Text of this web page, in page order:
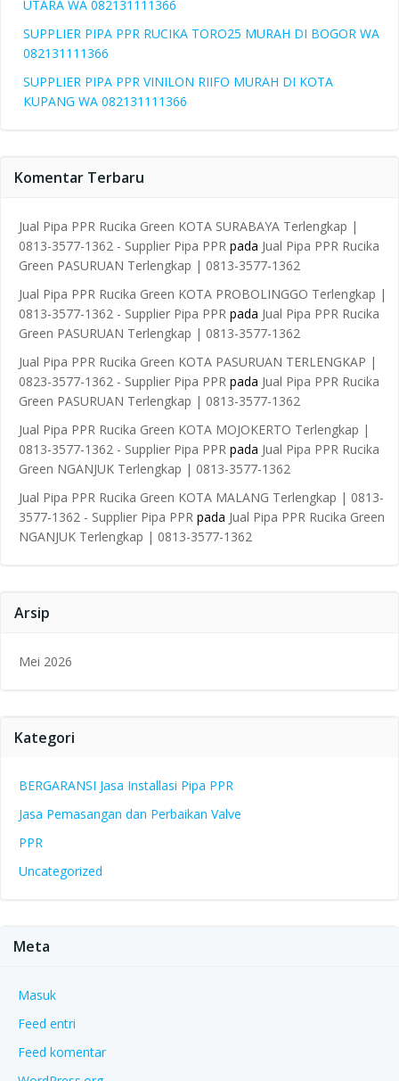
UTARA WA 082131111366
SUPPLIER PIPA PPR RUCIKA TORO25 MURAH DI BOGOR WA
082131111366
SUPPLIER PIPA PPR VINILON RIIFO MURAH DI KOTA
KUPANG WA 082131111366
Komentar Terbaru
Jual Pipa PPR Rucika Green KOTA SURABAYA Terlengkap |
0813-3577-1362 - Supplier Pipa PPR pada Jual Pipa PPR Rucika
Green PASURUAN Terlengkap | 0813-3577-1362
Jual Pipa PPR Rucika Green KOTA PROBOLINGGO Terlengkap |
0813-3577-1362 - Supplier Pipa PPR pada Jual Pipa PPR Rucika
Green PASURUAN Terlengkap | 0813-3577-1362
Jual Pipa PPR Rucika Green KOTA PASURUAN TERLENGKAP |
0823-3577-1362 - Supplier Pipa PPR pada Jual Pipa PPR Rucika
Green PASURUAN Terlengkap | 0813-3577-1362
Jual Pipa PPR Rucika Green KOTA MOJOKERTO Terlengkap |
0813-3577-1362 - Supplier Pipa PPR pada Jual Pipa PPR Rucika
Green NGANJUK Terlengkap | 0813-3577-1362
Jual Pipa PPR Rucika Green KOTA MALANG Terlengkap | 0813-
3577-1362 - Supplier Pipa PPR pada Jual Pipa PPR Rucika Green
NGANJUK Terlengkap | 0813-3577-1362
Arsip
Mei 2026
Kategori
BERGARANSI Jasa Installasi Pipa PPR
Jasa Pemasangan dan Perbaikan Valve
PPR
Uncategorized
Meta
Masuk
Feed entri
Feed komentar